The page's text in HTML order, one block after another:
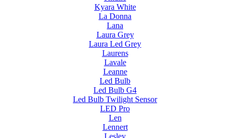
Kyara White
La Donna
Lana
Laura Grey
Laura Led Grey
Laurens
Lavale
Leanne
Led Bulb
Led Bulb G4
Led Bulb Twilight Sensor
LED Pro
Len
Lennert
Lesley